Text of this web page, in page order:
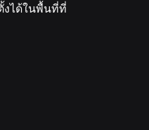
ได้ในพื้นที่ที่